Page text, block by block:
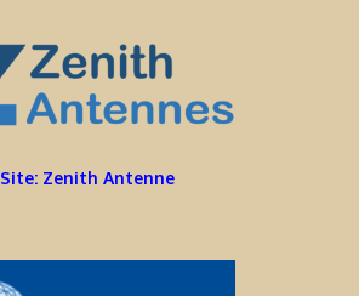
Site: Zenith Antenne